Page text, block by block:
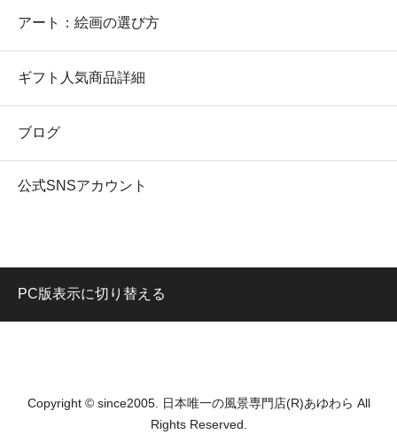
アート：絵画の選び方
ギフト人気商品詳細
ブログ
公式SNSアカウント
PC版表示に切り替える
Copyright © since2005. 日本唯一の風景専門店(R)あゆわら All
Rights Reserved.